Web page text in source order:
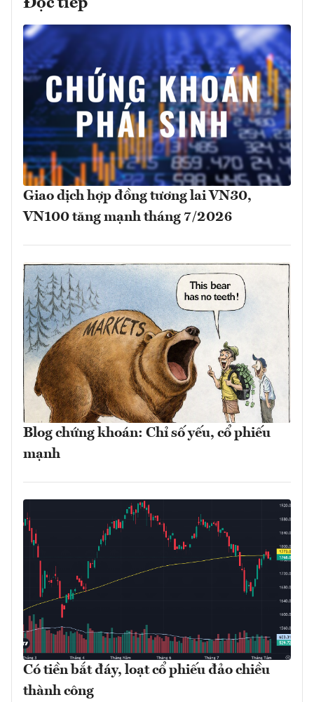
Đọc tiếp
Giao dịch hợp đồng tương lai VN30,
VN100 tăng mạnh tháng 7/2026
Blog chứng khoán: Chỉ số yếu, cổ phiếu
mạnh
Có tiền bắt đáy, loạt cổ phiếu đảo chiều
thành công